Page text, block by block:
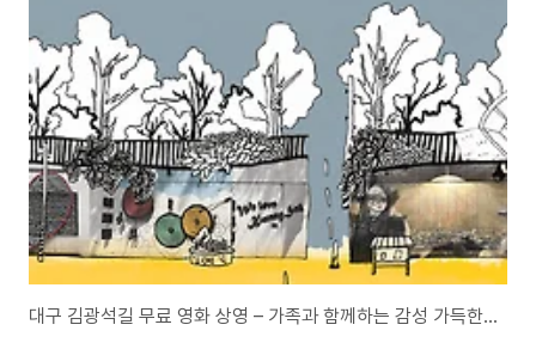
대구 김광석길 무료 영화 상영 – 가족과 함께하는 감성 가득한 문화 산책